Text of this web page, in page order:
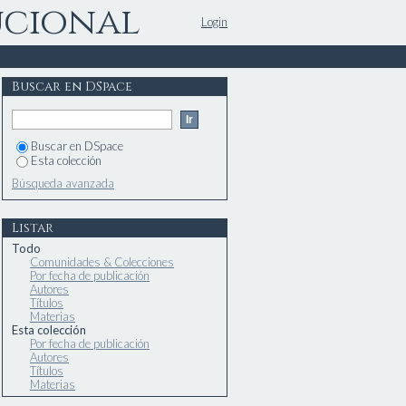
Login
Buscar en DSpace
Buscar en DSpace
Esta colección
Búsqueda avanzada
Listar
Todo
Comunidades & Colecciones
Por fecha de publicación
Autores
Títulos
Materias
Esta colección
Por fecha de publicación
Autores
Títulos
Materias